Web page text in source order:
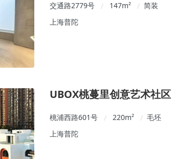
交通路2779号 / 147m² / 简装
上海普陀
UBOX桃蔓里创意艺术社区
桃浦西路601号 / 220m² / 毛坯
上海普陀